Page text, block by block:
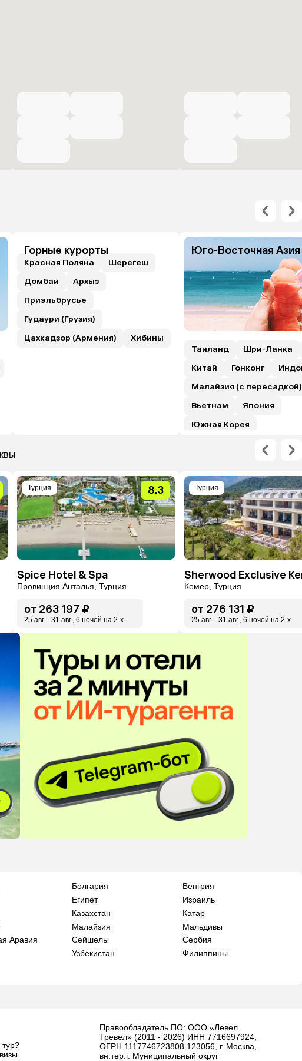
Горные курорты
Красная Поляна
Шерегеш
Домбай
Архыз
Приэльбрусье
Гудаури (Грузия)
Цахкадзор (Армения)
Хибины
Юго-Восточная Азия
Таиланд
Шри-Ланка
Китай
Гонконг
Малайзия (с пересадкой)
Вьетнам
Япония
Южная Корея
Турция 8.3
Spice Hotel & Spa
Провинция Анталья, Турция
от 263 197 ₽
25 авг. - 31 авг., 6 ночей на 2-x
Турция
Кемер, Турция
от 276 131 ₽
25 авг. - 31 авг., 6 ночей на 2-x
Болгария
Венгрия
Египет
Израиль
Казахстан
Катар
Малайзия
Мальдивы
Аравия Сейшелы
Сербия
Узбекистан
Филиппины
тур?
Правообладатель ПО: ООО «Левел
Тревел» (2011 - 2026) ИНН 7716697924,
ОГРН 1117746723808 123056, г. Москва,
вн.тер.г. Муниципальный округ